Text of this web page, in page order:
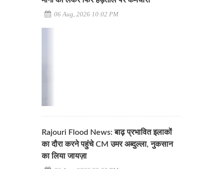
06 Aug, 2026 10:02 PM
Rajouri Flood News: बाढ़ प्रभावित इलाकों
का दौरा करने पहुंचे CM उमर अब्दुल्ला, नुकसान
का लिया जायज़ा